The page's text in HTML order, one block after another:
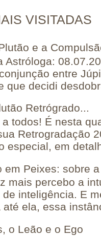
VISITADAS
e a
Astróloga:
entre
que decidi
Retrógrado...
a todos! É nesta
Retrogradação
especial, em
em Peixes: sobre
mais percebo a
de inteligência. E
até ela, essa
o Leão e o Ego